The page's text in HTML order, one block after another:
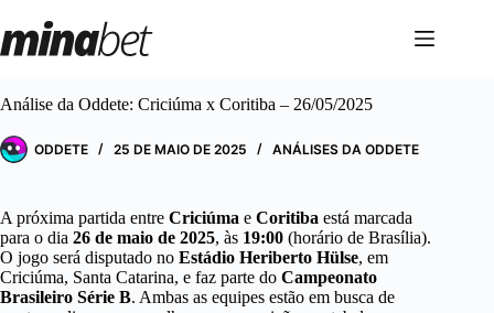
para
o
Análise da Oddete: Criciúma x Coritiba – 26/05/2025
ODDETE 25 DE MAIO DE 2025 ANÁLISES DA ODDETE
A próxima partida entre Criciúma e Coritiba está marcada
para o dia 26 de maio de 2025, às 19:00 (horário de Brasília).
O jogo será disputado no Estádio Heriberto Hülse, em
Criciúma, Santa Catarina, e faz parte do Campeonato
Brasileiro Série B. Ambas as equipes estão em busca de